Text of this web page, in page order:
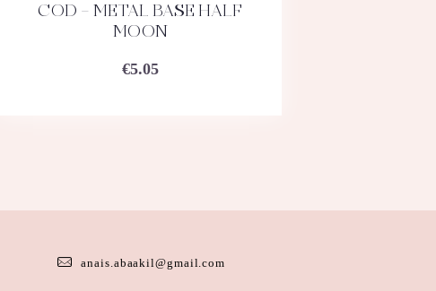
ACHETEZ DÉTAILS
COD – METAL BASE HALF
MOON
€5.05
anais.abaakil@gmail.com